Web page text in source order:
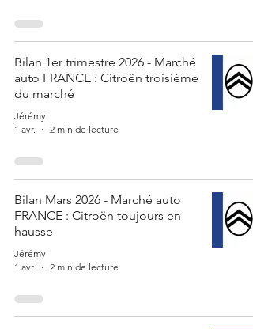
Bilan 1er trimestre 2026 - Marché
auto FRANCE : Citroën troisième
du marché
Jérémy
1 avr.
2 min de lecture
Bilan Mars 2026 - Marché auto
FRANCE : Citroën toujours en
hausse
Jérémy
1 avr.
2 min de lecture